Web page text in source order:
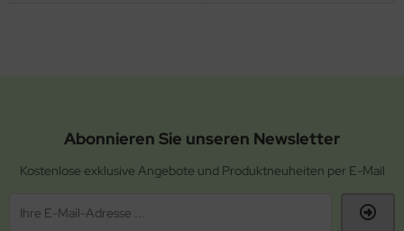
Abonnieren Sie unseren Newsletter
Kostenlose exklusive Angebote und Produktneuheiten per E-Mail